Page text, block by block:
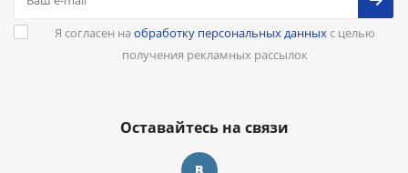
Я согласен на обработку персональных данныхс целью
получения рекламных рассылок
Оставайтесь на связи